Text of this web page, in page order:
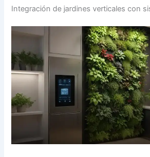
Integración de jardines verticales con